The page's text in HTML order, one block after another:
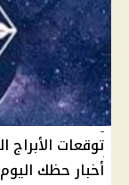
أخبار حظك اليوم